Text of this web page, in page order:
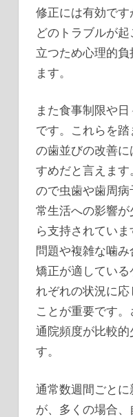
修正には有効で
どのトラブルが
立つため心理的
ます。
また食事制限や
です。これらを
の歯並びの改善
すめだと言えま
ので虫歯や歯周
常生活への影響
ら支持されてい
問題や複雑な噛
矯正が適してい
れぞれの状況に
ことが重要です
通院頻度が比較
す。
通常数週間ごと
が、多くの場合